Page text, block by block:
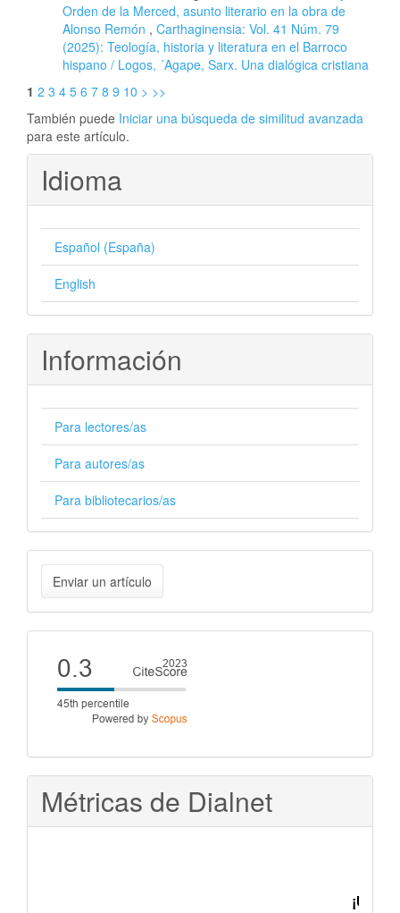
Orden de la Merced, asunto literario en la obra de
Alonso Remón , Carthaginensia: Vol. 41 Núm. 79
(2025): Teología, historia y literatura en el Barroco
hispano / Logos, ´Agape, Sarx. Una dialógica cristiana
1 2 3 4 5 6 7 8 9 10 > >>
También puede Iniciar una búsqueda de similitud avanzada
para este artículo.
Idioma
Español (España)
English
Información
Para lectores/as
Para autores/as
Para bibliotecarios/as
Enviar
un
artículo
Enviar un artículo
Cite
score
Métricas de Dialnet